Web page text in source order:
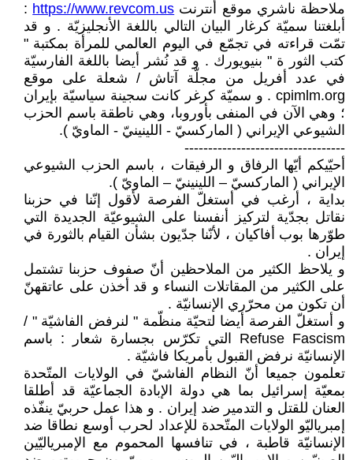
ملاحظة ناشري موقع أنترنت https://www.revcom.us
:
أبلغتنا سميّة كرغار البيان التالي باللغة الأنجليزيّة . و قد
تمّت قراءته في تجمّع في اليوم العالمي للمرأة بمكتبة "
كتب الثور ة " بنيويورك . و قد نُشر أيضا باللغة الفارسيّة
في عدد أفريل من مجلّة آتاش / شعلة على موقع
cpimlm.org . و سميّة كرغر كانت سجينة سياسيّة بإيران
؛ وهي الآن في المنفى بأوروبا، وهي ناطقة باسم الحزب
الشيوعي الإيراني ( الماركسيّ - اللينينيّ - الماويّ ).
----------------------------------
أحيّيكم أيّها الرفاق و الرفيقات ، باسم الحزب الشيوعي
الإيراني ( الماركسيّ – اللينينيّ – الماويّ ).
بداية ، أرغب في أستغلّ الفرصة لأقول إنّنا في حزبنا
نقاتل بجدّية لتركيز أنفسنا على الشيوعيّة الجديدة التي
طوّرها بوب أفاكيان ، لأنّنا جدّيون بشأن القيام بالثورة في
إيران .
و يلاحظ الكثير من الملاحظين أنّ صفوف حزبنا تشتمل
على الكثير من المقاتلات النساء و قد أخذن على عاتقهنّ
أن تكون من محرّري الإنسانيّة .
و أستغلّ الفرصة أيضا لتحيّة منظّمة " لنرفض الفاشيّة " /
Refuse Fascism التي تكرّس بجسارة شعار : باسم
الإنسانيّة نرفض القبول بأمريكا فاشيّة .
تعلمون جميعا أنّ النظام الفاشيّ في الولايات المتّحدة
بمعيّة إسرائيل بما هي دولة الإبادة الجماعيّة قد أطلقا
العنان للقتل و التدمير ضد إيران . و هذا عمل حربيّ ينفّذه
إمبرياليّو الولايات المتّحدة للإعداد لحرب أوسع نطاقا ضد
الإنسانيّة قاطبة ، في تنافسها المحموم مع الإمبرياليّين